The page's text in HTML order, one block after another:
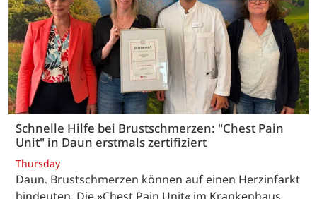
Schnelle Hilfe bei Brustschmerzen: "Chest Pain
Unit" in Daun erstmals zertifiziert
Thursday
Daun. Brustschmerzen können auf einen Herzinfarkt
hindeuten. Die »Chest Pain Unit« im Krankenhaus